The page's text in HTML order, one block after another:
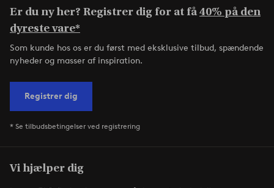
Er du ny her? Registrer dig for at få40% på den
dyreste vare*
Som kunde hos os er du først med eksklusive tilbud, spændende
nyheder og masser af inspiration.
Registrer dig
* Se tilbudsbetingelser ved registrering
Vi hjælper dig